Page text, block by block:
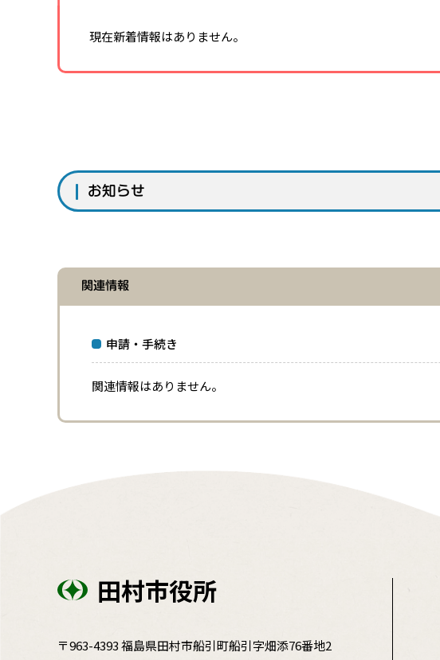
現在新着情報はありません。
お知らせ
関連情報
申請・手続き
関連情報はありません。
田村市役所
〒963-4393 福島県田村市船引町船引字畑添76番地2